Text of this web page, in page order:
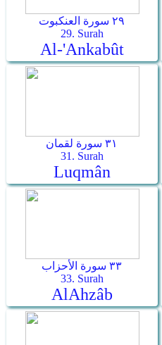
٢٩ سورة العنكبوت
29. Surah
Al-'Ankabût
٣١ سورة لقمان
31. Surah
Luqmân
٣٣ سورة الأحزاب
33. Surah
Al­Ahzâb